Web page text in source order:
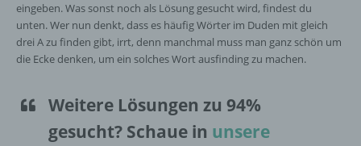
eingeben. Was sonst noch als Lösung gesucht wird, findest du
unten. Wer nun denkt, dass es häufig Wörter im Duden mit gleich
drei A zu finden gibt, irrt, denn manchmal muss man ganz schön um
die Ecke denken, um ein solches Wort ausfinding zu machen.
Weitere Lösungen zu 94%
gesucht? Schaue in unsere